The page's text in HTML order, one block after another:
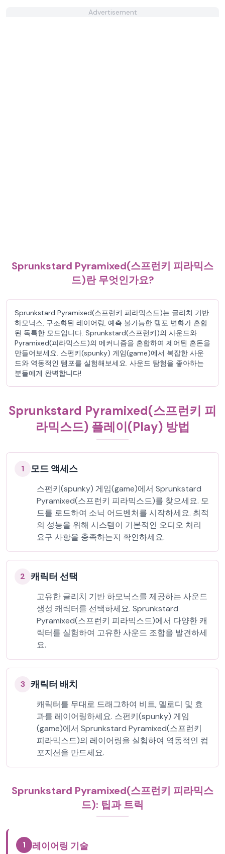
Advertisement
Sprunkstard Pyramixed(스프런키 피라믹스
드)란 무엇인가요?
Sprunkstard Pyramixed(스프런키 피라믹스드)는 글리치 기반
하모닉스, 구조화된 레이어링, 예측 불가능한 템포 변화가 혼합
된 독특한 모드입니다. Sprunkstard(스프런키)의 사운드와
Pyramixed(피라믹스드)의 메커니즘을 혼합하여 제어된 혼돈을
만들어보세요. 스펀키(spunky) 게임(game)에서 복잡한 사운
드와 역동적인 템포를 실험해보세요. 사운드 탐험을 좋아하는
분들에게 완벽합니다!
Sprunkstard Pyramixed(스프런키 피
라믹스드) 플레이(Play) 방법
1 모드 액세스
스펀키(spunky) 게임(game)에서 Sprunkstard
Pyramixed(스프런키 피라믹스드)를 찾으세요. 모
드를 로드하여 소닉 어드벤처를 시작하세요. 최적
의 성능을 위해 시스템이 기본적인 오디오 처리
요구 사항을 충족하는지 확인하세요.
2 캐릭터 선택
고유한 글리치 기반 하모닉스를 제공하는 사운드
생성 캐릭터를 선택하세요. Sprunkstard
Pyramixed(스프런키 피라믹스드)에서 다양한 캐
릭터를 실험하여 고유한 사운드 조합을 발견하세
요.
3 캐릭터 배치
캐릭터를 무대로 드래그하여 비트, 멜로디 및 효
과를 레이어링하세요. 스펀키(spunky) 게임
(game)에서 Sprunkstard Pyramixed(스프런키
피라믹스드)의 레이어링을 실험하여 역동적인 컴
포지션을 만드세요.
Sprunkstard Pyramixed(스프런키 피라믹스
드): 팁과 트릭
1 레이어링 기술